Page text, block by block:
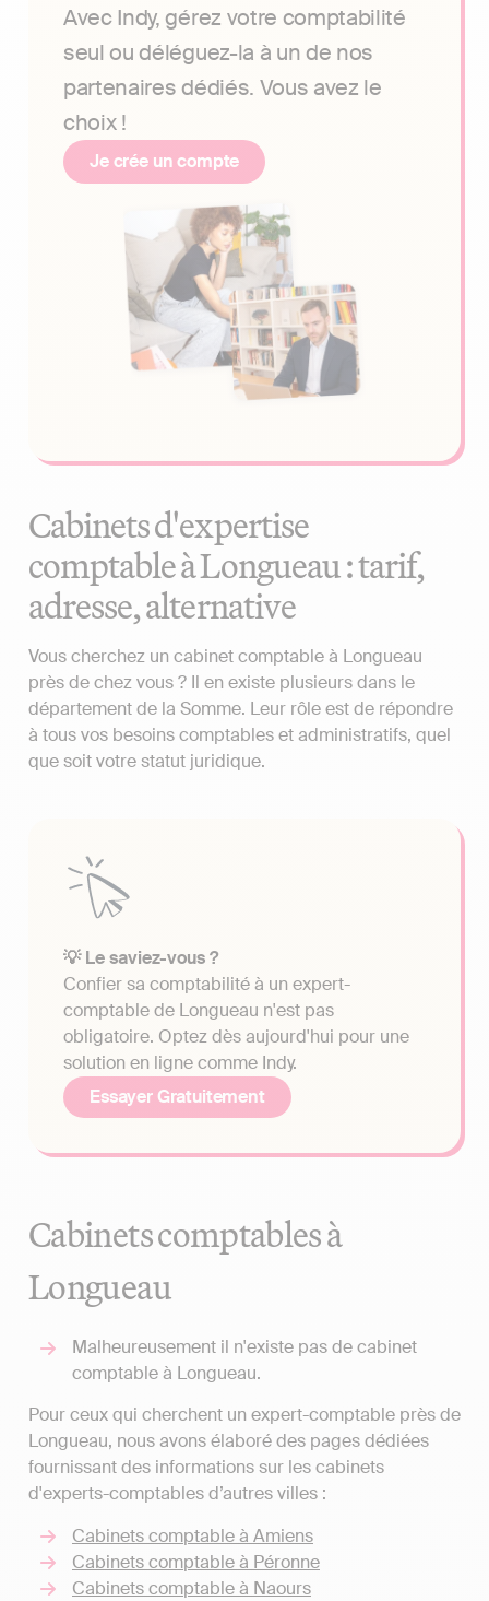
Avec Indy, gérez votre comptabilité
seul ou déléguez-la à un de nos
partenaires dédiés. Vous avez le
choix !
Je crée un compte
Cabinets d'expertise
comptable à Longueau : tarif,
adresse, alternative
Vous cherchez un cabinet comptable à Longueau
près de chez vous ? Il en existe plusieurs dans le
département de la Somme. Leur rôle est de répondre
à tous vos besoins comptables et administratifs, quel
que soit votre statut juridique.
💡 Le saviez-vous ?
Confier sa comptabilité à un expert-
comptable de Longueau n'est pas
obligatoire. Optez dès aujourd'hui pour une
solution en ligne comme Indy.
Essayer Gratuitement
Cabinets comptables à
Longueau
Malheureusement il n'existe pas de cabinet
comptable à Longueau.
Pour ceux qui cherchent un expert-comptable près de
Longueau, nous avons élaboré des pages dédiées
fournissant des informations sur les cabinets
d'experts-comptables d’autres villes :
Cabinets comptable à Amiens
Cabinets comptable à Péronne
Cabinets comptable à Naours